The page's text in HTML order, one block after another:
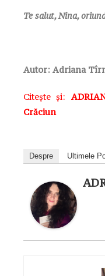
Te salut, Nina,
Autor: Adriana
Citește și:
Crăciun
Despre Ultimele